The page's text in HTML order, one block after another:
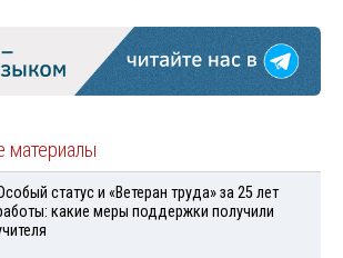
статус и «Ветеран труда» за 25 лет
какие меры поддержки получили